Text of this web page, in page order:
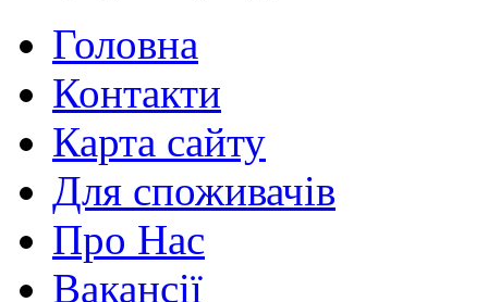
Головна
Контакти
Карта сайту
Для споживачів
Про Нас
Вакансії